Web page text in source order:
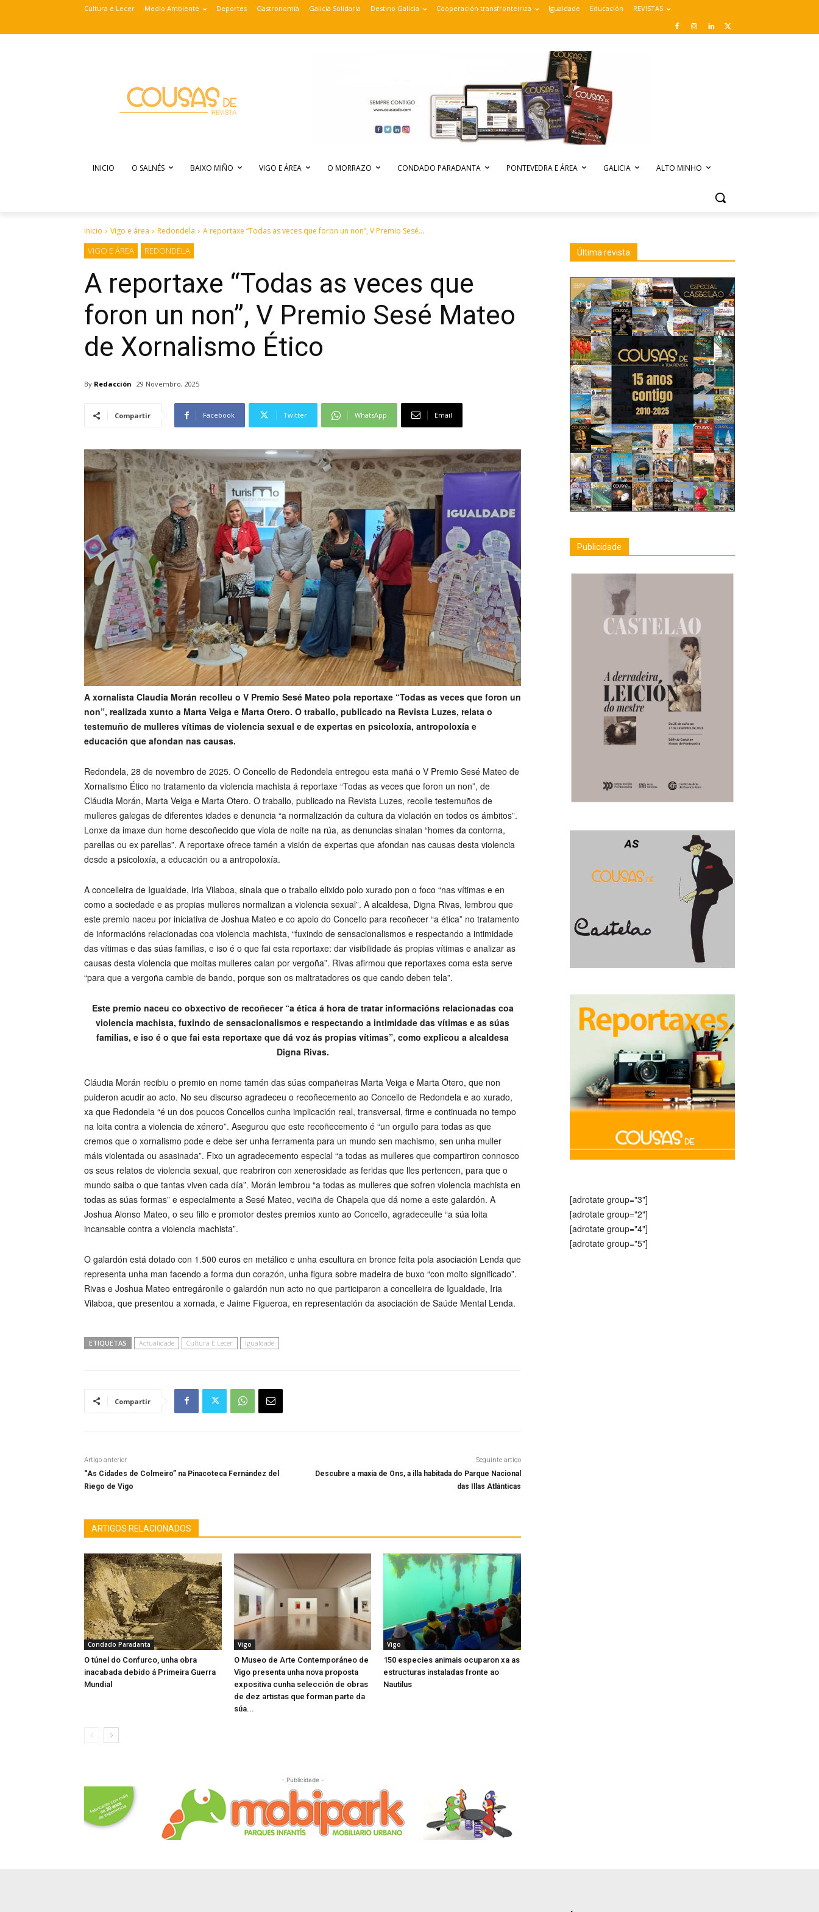
Cultura e Lecer Medio Ambiente Deportes Gastronomía Galicia Solidaria Destino Galicia Cooperación transfronteiriza Igualdade Educación REVISTAS
INICIO O SALNÉS BAIXO MIÑO VIGO E ÁREA O MORRAZO CONDADO PARADANTA PONTEVEDRA E ÁREA GALICIA ALTO MINHO
Inicio Vigo e área Redondela A reportaxe “Todas as veces que foron un non”, V Premio Sesé...
VIGO E ÁREA REDONDELA
A reportaxe “Todas as veces que
foron un non”, V Premio Sesé Mateo
de Xornalismo Ético
By Redacción 29 Novembro, 2025
Compartir Facebook Twitter WhatsApp Email
A xornalista Claudia Morán recolleu o V Premio Sesé Mateo pola reportaxe “Todas as veces que foron un
non”, realizada xunto a Marta Veiga e Marta Otero. O traballo, publicado na Revista Luzes, relata o
testemuño de mulleres vítimas de violencia sexual e de expertas en psicoloxía, antropoloxía e
educación que afondan nas causas.
Redondela, 28 de novembro de 2025. O Concello de Redondela entregou esta mañá o V Premio Sesé Mateo de
Xornalismo Ético no tratamento da violencia machista á reportaxe “Todas as veces que foron un non”, de
Cláudia Morán, Marta Veiga e Marta Otero. O traballo, publicado na Revista Luzes, recolle testemuños de
mulleres galegas de diferentes idades e denuncia “a normalización da cultura da violación en todos os ámbitos”.
Lonxe da imaxe dun home descoñecido que viola de noite na rúa, as denuncias sinalan “homes da contorna,
parellas ou ex parellas”. A reportaxe ofrece tamén a visión de expertas que afondan nas causas desta violencia
desde a psicoloxía, a educación ou a antropoloxía.
A concelleira de Igualdade, Iria Vilaboa, sinala que o traballo elixido polo xurado pon o foco “nas vítimas e en
como a sociedade e as propias mulleres normalizan a violencia sexual”. A alcaldesa, Digna Rivas, lembrou que
este premio naceu por iniciativa de Joshua Mateo e co apoio do Concello para recoñecer “a ética” no tratamento
de informacións relacionadas coa violencia machista, “fuxindo de sensacionalismos e respectando a intimidade
das vítimas e das súas familias, e iso é o que fai esta reportaxe: dar visibilidade ás propias vítimas e analizar as
causas desta violencia que moitas mulleres calan por vergoña”. Rivas afirmou que reportaxes coma esta serve
“para que a vergoña cambie de bando, porque son os maltratadores os que cando deben tela”.
Este premio naceu co obxectivo de recoñecer “a ética á hora de tratar informacións relacionadas coa
violencia machista, fuxindo de sensacionalismos e respectando a intimidade das vítimas e as súas
familias, e iso é o que fai esta reportaxe que dá voz ás propias vítimas”, como explicou a alcaldesa
Digna Rivas.
Cláudia Morán recibiu o premio en nome tamén das súas compañeiras Marta Veiga e Marta Otero, que non
puideron acudir ao acto. No seu discurso agradeceu o recoñecemento ao Concello de Redondela e ao xurado,
xa que Redondela “é un dos poucos Concellos cunha implicación real, transversal, firme e continuada no tempo
na loita contra a violencia de xénero”. Asegurou que este recoñecemento é “un orgullo para todas as que
cremos que o xornalismo pode e debe ser unha ferramenta para un mundo sen machismo, sen unha muller
máis violentada ou asasinada”. Fixo un agradecemento especial “a todas as mulleres que compartiron connosco
os seus relatos de violencia sexual, que reabriron con xenerosidade as feridas que lles pertencen, para que o
mundo saiba o que tantas viven cada día”. Morán lembrou “a todas as mulleres que sofren violencia machista en
todas as súas formas” e especialmente a Sesé Mateo, veciña de Chapela que dá nome a este galardón. A
Joshua Alonso Mateo, o seu fillo e promotor destes premios xunto ao Concello, agradeceulle “a súa loita
incansable contra a violencia machista”.
O galardón está dotado con 1.500 euros en metálico e unha escultura en bronce feita pola asociación Lenda que
representa unha man facendo a forma dun corazón, unha figura sobre madeira de buxo “con moito significado”.
Rivas e Joshua Mateo entregáronlle o galardón nun acto no que participaron a concelleira de Igualdade, Iria
Vilaboa, que presentou a xornada, e Jaime Figueroa, en representación da asociación de Saúde Mental Lenda.
ETIQUETAS Actualidade Cultura E Lecer Igualdade
Compartir
Artigo anterior
“As Cidades de Colmeiro” na Pinacoteca Fernández del
Riego de Vigo
Seguinte artigo
Descubre a maxia de Ons, a illa habitada do Parque Nacional
das Illas Atlánticas
ARTIGOS RELACIONADOS
Condado Paradanta
O túnel do Confurco, unha obra
inacabada debido á Primeira Guerra
Mundial
Vigo
O Museo de Arte Contemporáneo de
Vigo presenta unha nova proposta
expositiva cunha selección de obras
de dez artistas que forman parte da
súa...
Vigo
150 especies animais ocuparon xa as
estructuras instaladas fronte ao
Nautilus
- Publicidade -
Última revista
Publicidade
[adrotate group="3"]
[adrotate group="2"]
[adrotate group="4"]
[adrotate group="5"]